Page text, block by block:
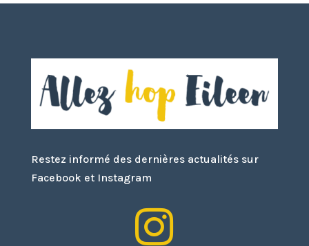
Restez informé des dernières actualités sur
Facebook et Instagram
